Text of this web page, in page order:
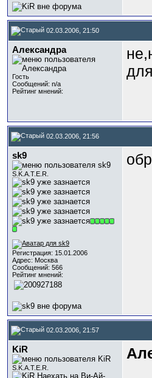
02.03.2006, 21:50
Александра
Гость
Сообщений: n/a
Рейтинг мнений:
02.03.2006, 21:56
sk9
S.K.A.T.E.R.
Регистрация: 15.01.2006
Адрес: Москва
Сообщений: 566
Рейтинг мнений:
02.03.2006, 21:57
KiR
S.K.A.T.E.R.